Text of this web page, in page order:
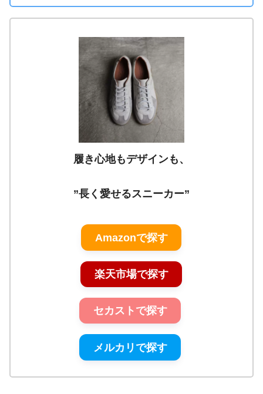
履き心地もデザインも、
”長く愛せるスニーカー”
Amazonで探す
楽天市場で探す
セカストで探す
メルカリで探す